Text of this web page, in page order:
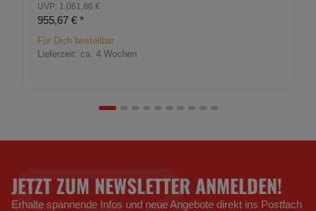
UVP: 1.061,86 €
955,67 € *
Für Dich bestellbar
Lieferzeit: ca. 4 Wochen
JETZT ZUM NEWSLETTER ANMELDEN!
Erhalte spannende Infos und neue Angebote direkt ins Postfach